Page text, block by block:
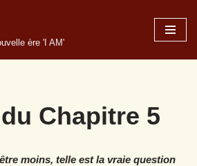
ère 'I AM'
Chapitre 5
moins, telle est la vraie question